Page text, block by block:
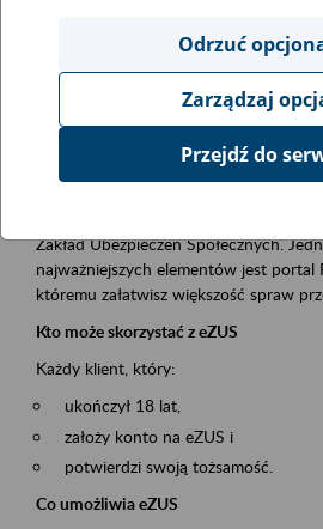
Obszar merytoryczny
obsługa klientów
Opis wydarzenia
Platforma Usług Elektronicznych ZUS
Zakład Ubezpieczeń Społecznych.
najważniejszych elementów jest portal
któremu załatwisz większość spraw
Kto może skorzystać z eZUS
Każdy klient, który:
ukończył 18 lat,
założy konto na eZUS i
potwierdzi swoją tożsamość.
Co umożliwia eZUS
Odrzuć
Zarządzaj
Przejdź do